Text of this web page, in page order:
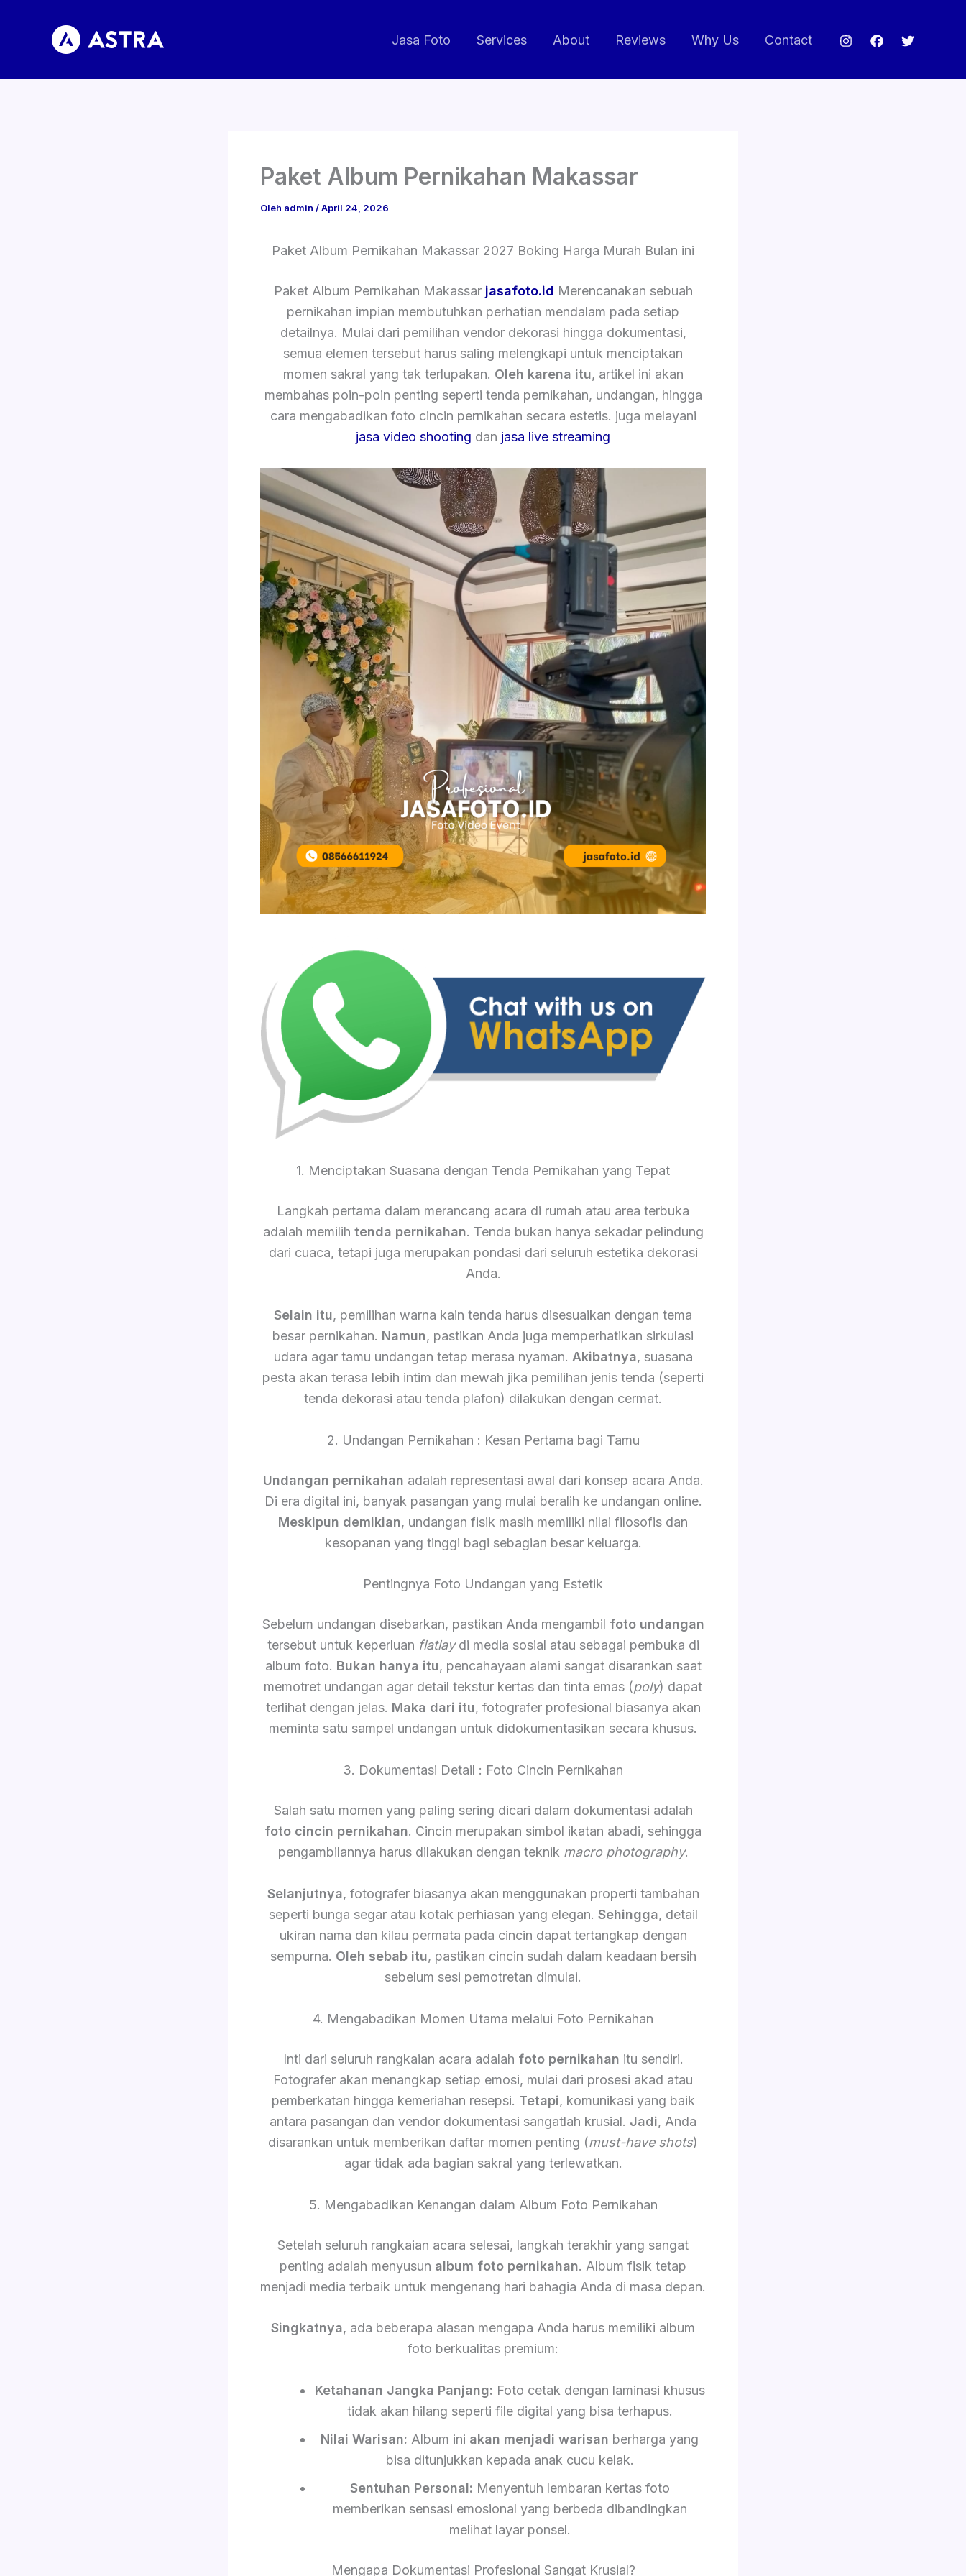
Jasa Foto Services About Reviews Why Us Contact
Paket Album Pernikahan Makassar
Oleh admin /April 24, 2026
Paket Album Pernikahan Makassar 2027 Boking Harga Murah Bulan ini
Paket Album Pernikahan Makassar jasafoto.id Merencanakan sebuah
pernikahan impian membutuhkan perhatian mendalam pada setiap
detailnya. Mulai dari pemilihan vendor dekorasi hingga dokumentasi,
semua elemen tersebut harus saling melengkapi untuk menciptakan
momen sakral yang tak terlupakan. Oleh karena itu, artikel ini akan
membahas poin-poin penting seperti tenda pernikahan, undangan, hingga
cara mengabadikan foto cincin pernikahan secara estetis. juga melayani
jasa video shooting dan jasa live streaming
1. Menciptakan Suasana dengan Tenda Pernikahan yang Tepat
Langkah pertama dalam merancang acara di rumah atau area terbuka
adalah memilih tenda pernikahan. Tenda bukan hanya sekadar pelindung
dari cuaca, tetapi juga merupakan pondasi dari seluruh estetika dekorasi
Anda.
Selain itu, pemilihan warna kain tenda harus disesuaikan dengan tema
besar pernikahan. Namun, pastikan Anda juga memperhatikan sirkulasi
udara agar tamu undangan tetap merasa nyaman. Akibatnya, suasana
pesta akan terasa lebih intim dan mewah jika pemilihan jenis tenda (seperti
tenda dekorasi atau tenda plafon) dilakukan dengan cermat.
2. Undangan Pernikahan : Kesan Pertama bagi Tamu
Undangan pernikahan adalah representasi awal dari konsep acara Anda.
Di era digital ini, banyak pasangan yang mulai beralih ke undangan online.
Meskipun demikian, undangan fisik masih memiliki nilai filosofis dan
kesopanan yang tinggi bagi sebagian besar keluarga.
Pentingnya Foto Undangan yang Estetik
Sebelum undangan disebarkan, pastikan Anda mengambil foto undangan
tersebut untuk keperluan flatlaydi media sosial atau sebagai pembuka di
album foto. Bukan hanya itu, pencahayaan alami sangat disarankan saat
memotret undangan agar detail tekstur kertas dan tinta emas (poly) dapat
terlihat dengan jelas. Maka dari itu, fotografer profesional biasanya akan
meminta satu sampel undangan untuk didokumentasikan secara khusus.
3. Dokumentasi Detail : Foto Cincin Pernikahan
Salah satu momen yang paling sering dicari dalam dokumentasi adalah
foto cincin pernikahan. Cincin merupakan simbol ikatan abadi, sehingga
pengambilannya harus dilakukan dengan teknik macro photography.
Selanjutnya, fotografer biasanya akan menggunakan properti tambahan
seperti bunga segar atau kotak perhiasan yang elegan. Sehingga, detail
ukiran nama dan kilau permata pada cincin dapat tertangkap dengan
sempurna. Oleh sebab itu, pastikan cincin sudah dalam keadaan bersih
sebelum sesi pemotretan dimulai.
4. Mengabadikan Momen Utama melalui Foto Pernikahan
Inti dari seluruh rangkaian acara adalah foto pernikahan itu sendiri.
Fotografer akan menangkap setiap emosi, mulai dari prosesi akad atau
pemberkatan hingga kemeriahan resepsi. Tetapi, komunikasi yang baik
antara pasangan dan vendor dokumentasi sangatlah krusial. Jadi, Anda
disarankan untuk memberikan daftar momen penting (must-have shots)
agar tidak ada bagian sakral yang terlewatkan.
5. Mengabadikan Kenangan dalam Album Foto Pernikahan
Setelah seluruh rangkaian acara selesai, langkah terakhir yang sangat
penting adalah menyusun album foto pernikahan. Album fisik tetap
menjadi media terbaik untuk mengenang hari bahagia Anda di masa depan.
Singkatnya, ada beberapa alasan mengapa Anda harus memiliki album
foto berkualitas premium:
Ketahanan Jangka Panjang: Foto cetak dengan laminasi khusus
tidak akan hilang seperti file digital yang bisa terhapus.
Nilai Warisan: Album ini akan menjadi warisan berharga yang
bisa ditunjukkan kepada anak cucu kelak.
Sentuhan Personal: Menyentuh lembaran kertas foto
memberikan sensasi emosional yang berbeda dibandingkan
melihat layar ponsel.
Mengapa Dokumentasi Profesional Sangat Krusial?